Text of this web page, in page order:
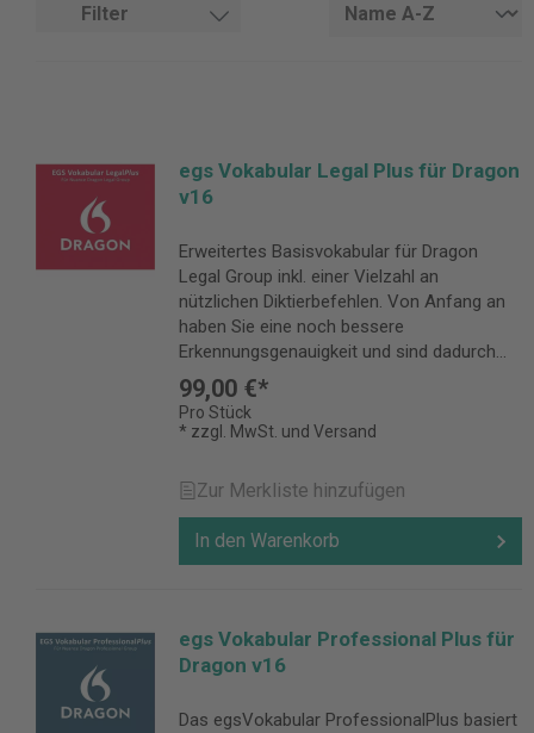
Filter
egs Vokabular Legal Plus für Dragon
v16
Erweitertes Basisvokabular für Dragon
Legal Group inkl. einer Vielzahl an
nützlichen Diktierbefehlen. Von Anfang an
haben Sie eine noch bessere
Erkennungsgenauigkeit und sind dadurch
noch effizienter.
99,00 €*
Pro Stück
* zzgl. MwSt. und Versand
Zur Merkliste hinzufügen
In den Warenkorb
egs Vokabular Professional Plus für
Dragon v16
Das egsVokabular ProfessionalPlus basiert